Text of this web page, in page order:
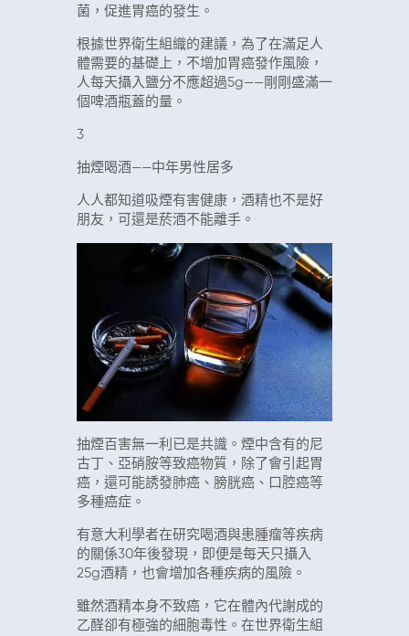
菌，促進胃癌的發生。
根據世界衛生組織的建議，為了在滿足人
體需要的基礎上，不增加胃癌發作風險，
人每天攝入鹽分不應超過5g——剛剛盛滿一
個啤酒瓶蓋的量。
3
抽煙喝酒——中年男性居多
人人都知道吸煙有害健康，酒精也不是好
朋友，可還是菸酒不能離手。
抽煙百害無一利已是共識。煙中含有的尼
古丁、亞硝胺等致癌物質，除了會引起胃
癌，還可能誘發肺癌、膀胱癌、口腔癌等
多種癌症。
有意大利學者在研究喝酒與患腫瘤等疾病
的關係30年後發現，即便是每天只攝入
25g酒精，也會增加各種疾病的風險。
雖然酒精本身不致癌，它在體內代謝成的
乙醛卻有極強的細胞毒性。在世界衛生組